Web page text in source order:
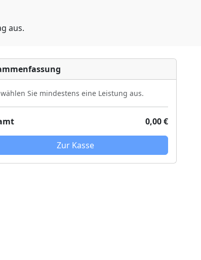
aus.
Sie mindestens eine Leistung aus.
0,00 €
Zur Kasse